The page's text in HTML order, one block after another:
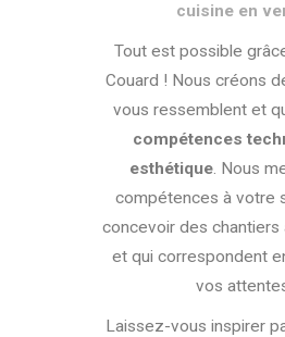
cuisine en
Tout est possible
Couard ! Nous créons
vous ressemblent et
compétences
esthétique. Nous
compétences à votre
concevoir des chantiers
et qui correspondent
vos
Laissez-vous inspirer